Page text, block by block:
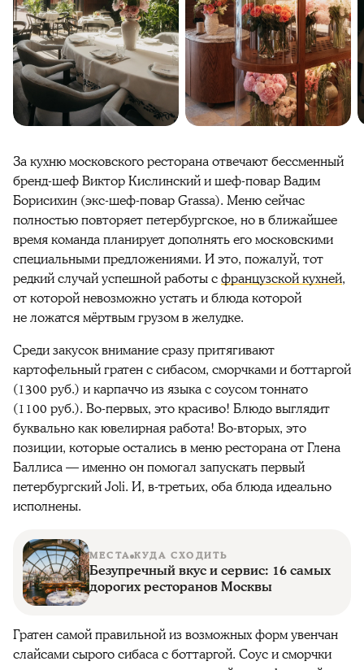
За кухню московского ресторана отвечают бессменный
бренд-шеф Виктор Кислинский и шеф-повар Вадим
Борисихин (экс-шеф-повар Grassa). Меню сейчас
полностью повторяет петербургское, но в ближайшее
время команда планирует дополнять его московскими
специальными предложениями. И это, пожалуй, тот
редкий случай успешной работы сфранцузской кухней,
от которой невозможно устать и блюда которой
не ложатся мёртвым грузом в желудке.
Среди закусок внимание сразу притягивают
картофельный гратен с сибасом, сморчками и боттаргой
(1300 руб.) и карпаччо из языка с соусом тоннато
(1100 руб.). Во-первых, это красиво! Блюдо выглядит
буквально как ювелирная работа! Во-вторых, это
позиции, которые остались в меню ресторана от Глена
Баллиса — именно он помогал запускать первый
петербургский Joli. И, в-третьих, оба блюда идеально
исполнены.
МЕСТА КУДА СХОДИТЬ
Безупречный вкус и сервис: 16 самых
дорогих ресторанов Москвы
Гратен самой правильной из возможных форм увенчан
слайсами сырого сибаса с боттаргой. Соус и сморчки